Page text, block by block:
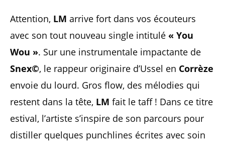
Attention, LM arrive fort dans vos écouteurs
avec son tout nouveau single intitulé « You
Wou ». Sur une instrumentale impactante de
Snex©️, le rappeur originaire d’Ussel en Corrèze
envoie du lourd. Gros flow, des mélodies qui
restent dans la tête, LM fait le taff ! Dans ce titre
estival, l’artiste s’inspire de son parcours pour
distiller quelques punchlines écrites avec soin